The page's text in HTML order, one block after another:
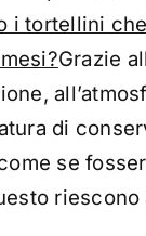
i tortellini
Grazie
di
se
riescono